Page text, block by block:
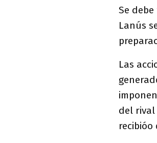
Se
Lanús
Las
del
recibióo